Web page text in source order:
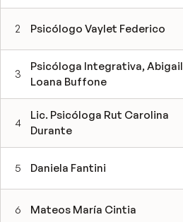
2 Psicólogo Vaylet Federico
3
Psicóloga Integrativa, Abigail
Loana Buffone
4
Lic. Psicóloga Rut Carolina
Durante
5 Daniela Fantini
6 Mateos María Cintia